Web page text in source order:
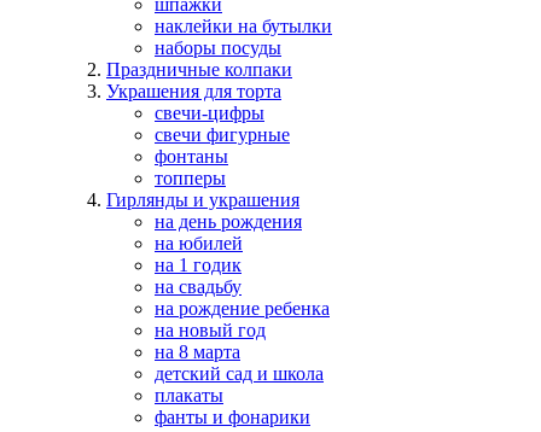
шпажки
наклейки на бутылки
наборы посуды
Праздничные колпаки
Украшения для торта
свечи-цифры
свечи фигурные
фонтаны
топперы
Гирлянды и украшения
на день рождения
на юбилей
на 1 годик
на свадьбу
на рождение ребенка
на новый год
на 8 марта
детский сад и школа
плакаты
фанты и фонарики